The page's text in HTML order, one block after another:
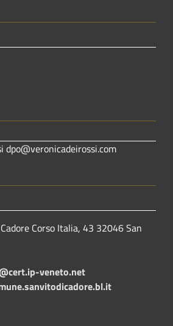
dpo@veronicadeirossi.com
Corso Italia, 43 32046 San
veneto.net